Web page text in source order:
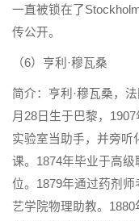
一直被锁在了
传公开。
（6）亨利·穆瓦桑
简介：亨利·穆瓦桑，
月28日生于巴黎，
实验室当助手，并旁听
课。1874年毕业于高
位。1879年通过药剂
艺学院物理助教。